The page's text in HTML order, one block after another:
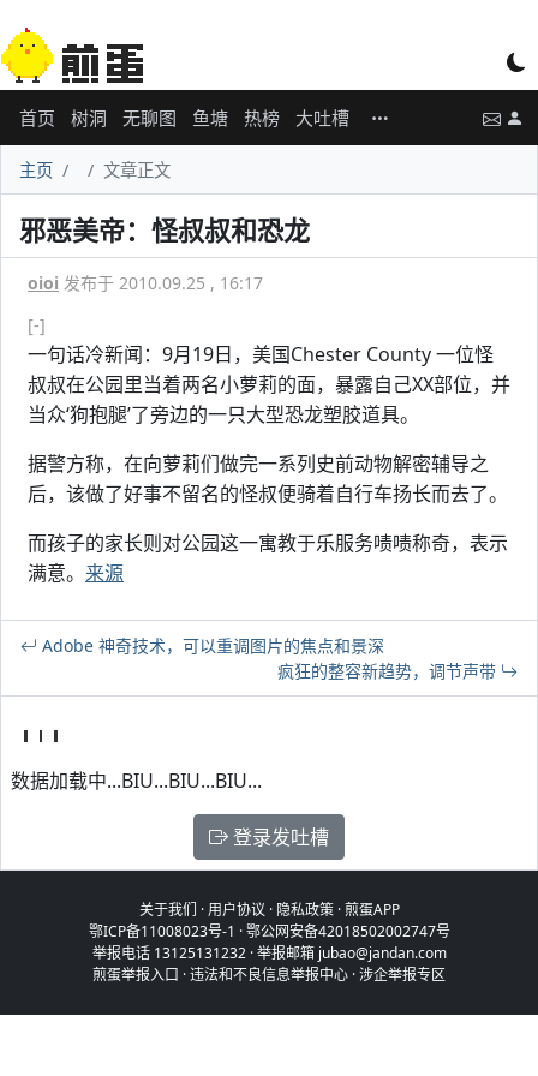
首页 树洞 无聊图 鱼塘 热榜 大吐槽
主页 文章正文
邪恶美帝：怪叔叔和恐龙
oioi 发布于 2010.09.25 , 16:17
[-]
一句话冷新闻：9月19日，美国Chester County 一位怪
叔叔在公园里当着两名小萝莉的面，暴露自己XX部位，并
当众‘狗抱腿’了旁边的一只大型恐龙塑胶道具。
据警方称，在向萝莉们做完一系列史前动物解密辅导之
后，该做了好事不留名的怪叔便骑着自行车扬长而去了。
而孩子的家长则对公园这一寓教于乐服务啧啧称奇，表示
满意。 来源
Adobe 神奇技术，可以重调图片的焦点和景深
疯狂的整容新趋势，调节声带
数据加载中...BIU...BIU...BIU...
登录发吐槽
关于我们 ·用户协议 · 隐私政策·煎蛋APP
鄂ICP备11008023号-1 ·鄂公网安备42018502002747号
举报电话 13125131232 · 举报邮箱 jubao@jandan.com
煎蛋举报入口 ·违法和不良信息举报中心 ·涉企举报专区